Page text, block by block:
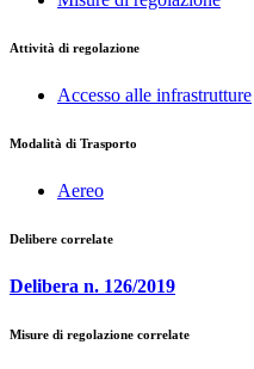
Attività di regolazione
Accesso alle infrastrutture
Modalità di Trasporto
Aereo
Delibere correlate
Delibera n. 126/2019
Misure di regolazione correlate